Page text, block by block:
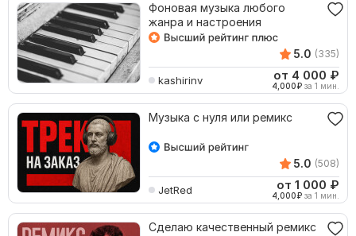
Фоновая музыка любого
жанра и настроения
5.0 (335)
kashirinv от 4 000 ₽
4,000₽ за 1 мин.
Музыка с нуля или ремикс
5.0 (508)
JetRed от 1 000 ₽
4,000₽ за 1 мин.
Сделаю качественный ремикс